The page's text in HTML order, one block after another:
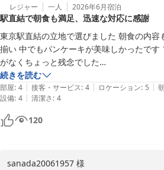
誠にありがとうございました。勝手なお
た挽回の機会をいただけますよう、また
よりお待ち申し上げております。
ホテルメトロポリタン丸の内
2026-07-07
レジャー 一人 2026年6月宿泊
駅直結で朝食も満足、迅速な対応に感謝
東京駅直結の立地で選びました 朝食の内容
揃い 中でもパンケーキが美味しかったです
がなくちょっと残念でした
ホテルフロントの27階には鉄道模型が動き
ていました 今回は同じ週の日曜日と木曜日
屋の無料ミネラルウォーターが1本しかなか
たら木曜日には改善されて2本になってい
続きを読む
部屋: 4 | 接客・サービス: 4 | ロケーション: 5 |
設備: 4 | 清潔さ: 4
120
sanada20061957 様